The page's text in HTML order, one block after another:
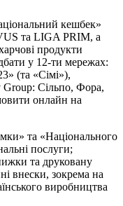
кешбек»
та LIGA PRIM, а
продукти
у 12-ти мережах:
(та «Сімі»),
Group: Сільпо, Фора,
онлайн на
та «Національного
послуги;
та друковану
внески, зокрема на
виробництва